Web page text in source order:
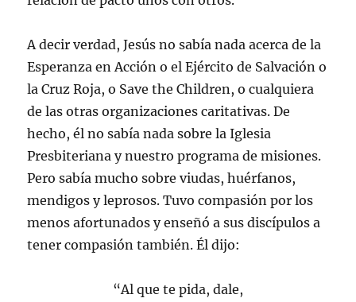
A decir verdad, Jesús no sabía nada acerca de la
Esperanza en Acción o el Ejército de Salvación o
la Cruz Roja, o Save the Children, o cualquiera
de las otras organizaciones caritativas. De
hecho, él no sabía nada sobre la Iglesia
Presbiteriana y nuestro programa de misiones.
Pero sabía mucho sobre viudas, huérfanos,
mendigos y leprosos. Tuvo compasión por los
menos afortunados y enseñó a sus discípulos a
tener compasión también. Él dijo:
“Al que te pida, dale,